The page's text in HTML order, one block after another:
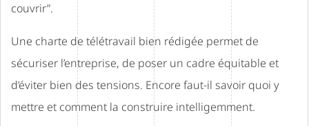
couvrir”.
Une charte de télétravail bien rédigée permet de
sécuriser l’entreprise, de poser un cadre équitable et
d’éviter bien des tensions. Encore faut-il savoir quoi y
mettre et comment la construire intelligemment.